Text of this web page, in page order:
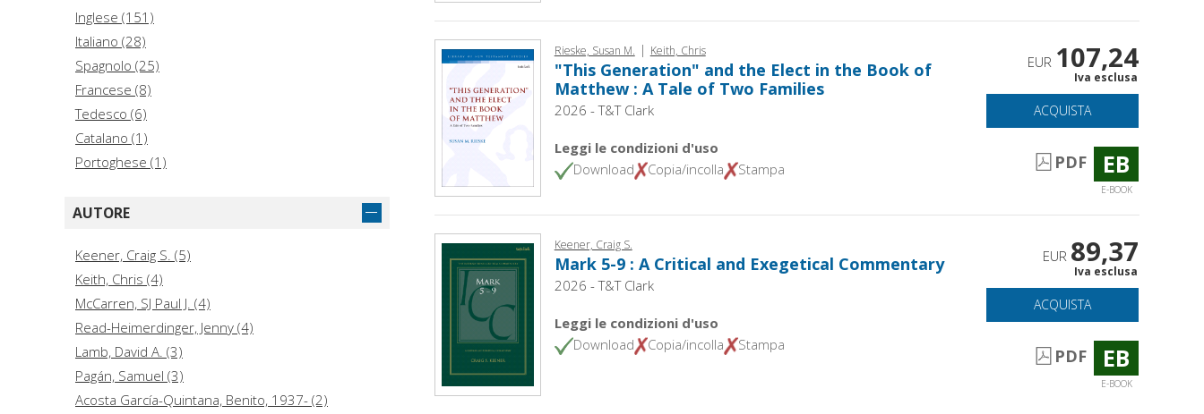
Inglese (151)
Italiano (28)
Spagnolo (25)
Francese (8)
Tedesco (6)
Catalano (1)
Portoghese (1)
AUTORE
Keener, Craig S. (5)
Keith, Chris (4)
McCarren, SJ Paul J. (4)
Read-Heimerdinger, Jenny (4)
Lamb, David A. (3)
Pagán, Samuel (3)
Acosta García-Quintana, Benito, 1937- (2)
Rieske, Susan M. | Keith, Chris
"This Generation" and the Elect in the Book of
Matthew : A Tale of Two Families
2026 - T&T Clark
Leggi le condizioni d'uso
Download
Copia/incolla Stampa
EUR 107,24
Iva esclusa
ACQUISTA
PDF EB
E-BOOK
Keener, Craig S.
Mark 5-9 : A Critical and Exegetical Commentary
2026 - T&T Clark
Leggi le condizioni d'uso
Download
Copia/incolla Stampa
EUR 89,37
Iva esclusa
ACQUISTA
PDF EB
E-BOOK